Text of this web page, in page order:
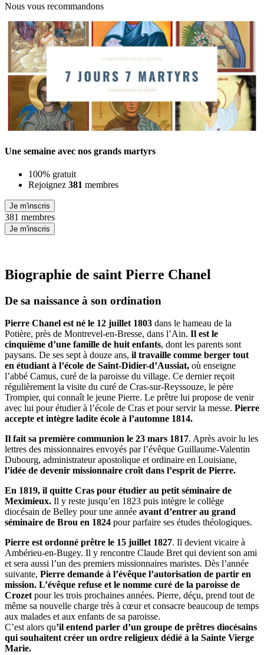
Nous vous recommandons
Une semaine avec nos grands martyrs
100% gratuit
Rejoignez 381 membres
Je m'inscris
381 membres
Je m'inscris
Biographie de saint Pierre Chanel
De sa naissance à son ordination
Pierre Chanel est né le 12 juillet 1803 dans le hameau de la
Potière, près de Montrevel-en-Bresse, dans l’Ain. Il est le
cinquième d’une famille de huit enfants, dont les parents sont
paysans. De ses sept à douze ans, il travaille comme berger tout
en étudiant à l’école de Saint-Didier-d’Aussiat, où enseigne
l’abbé Camus, curé de la paroisse du village. Ce dernier reçoit
régulièrement la visite du curé de Cras-sur-Reyssouze, le père
Trompier, qui connaît le jeune Pierre. Le prêtre lui propose de venir
avec lui pour étudier à l’école de Cras et pour servir la messe. Pierre
accepte et intègre ladite école à l’automne 1814.
Il fait sa première communion le 23 mars 1817. Après avoir lu les
lettres des missionnaires envoyés par l’évêque Guillaume-Valentin
Dubourg, administrateur apostolique et ordinaire en Louisiane,
l’idée de devenir missionnaire croît dans l’esprit de Pierre.
En 1819, il quitte Cras pour étudier au petit séminaire de
Meximieux. Il y reste jusqu’en 1823 puis intègre le collège
diocésain de Belley pour une année avant d’entrer au grand
séminaire de Brou en 1824 pour parfaire ses études théologiques.
Pierre est ordonné prêtre le 15 juillet 1827. Il devient vicaire à
Ambérieu-en-Bugey. Il y rencontre Claude Bret qui devient son ami
et sera aussi l’un des premiers missionnaires maristes. Dès l’année
suivante, Pierre demande à l’évêque l’autorisation de partir en
mission. L’évêque refuse et le nomme curé de la paroisse de
Crozet pour les trois prochaines années. Pierre, déçu, prend tout de
même sa nouvelle charge très à cœur et consacre beaucoup de temps
aux malades et aux enfants de sa paroisse.
C’est alors qu’il entend parler d’un groupe de prêtres diocésains
qui souhaitent créer un ordre religieux dédié à la Sainte Vierge
Marie.